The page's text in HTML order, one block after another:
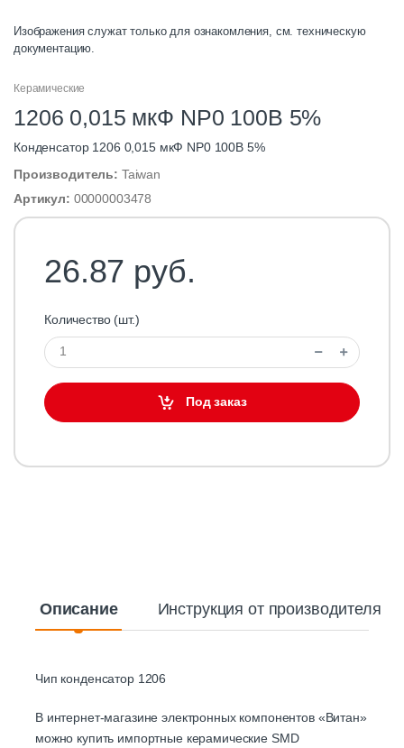
Изображения служат только для ознакомления, см. техническую
документацию.
Керамические
1206 0,015 мкФ NP0 100В 5%
Конденсатор 1206 0,015 мкФ NP0 100В 5%
Производитель: Taiwan
Артикул: 00000003478
26.87 руб.
Количество (шт.)
Под заказ
Описание Инструкция от производителя
Чип конденсатор 1206
В интернет-магазине электронных компонентов «Витан»
можно купить импортные керамические SMD